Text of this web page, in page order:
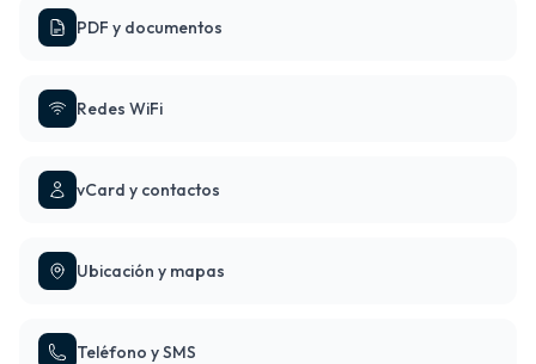
PDF y documentos
Redes WiFi
vCard y contactos
Ubicación y mapas
Teléfono y SMS